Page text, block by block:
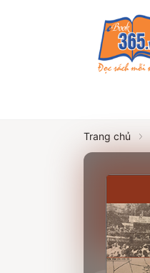
Trang chủ